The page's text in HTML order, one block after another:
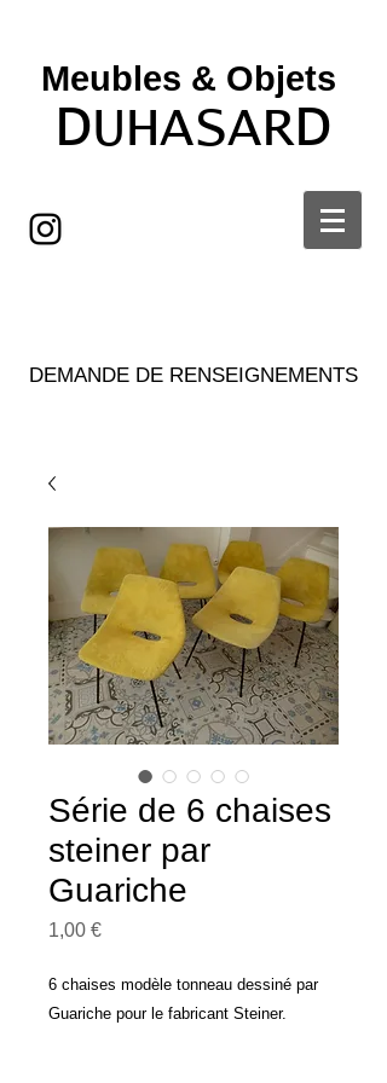
Meubles & Objets ​
DUHASARD
DEMANDE DE RENSEIGNEMENTS
Série de 6 chaises
steiner par
Guariche
1,00 €Prix
6 chaises modèle tonneau dessiné par
Guariche pour le fabricant Steiner.